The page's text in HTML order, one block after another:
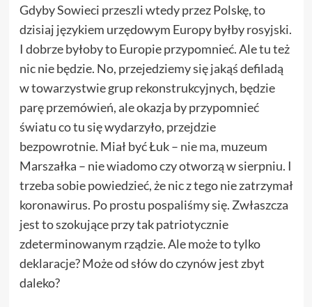
Gdyby Sowieci przeszli wtedy przez Polskę, to
dzisiaj językiem urzędowym Europy byłby rosyjski.
I dobrze byłoby to Europie przypomnieć. Ale tu też
nic nie będzie. No, przejedziemy się jakąś defiladą
w towarzystwie grup rekonstrukcyjnych, będzie
parę przemówień, ale okazja by przypomnieć
światu co tu się wydarzyło, przejdzie
bezpowrotnie. Miał być Łuk – nie ma, muzeum
Marszałka – nie wiadomo czy otworzą w sierpniu. I
trzeba sobie powiedzieć, że nic z tego nie zatrzymał
koronawirus. Po prostu pospaliśmy się. Zwłaszcza
jest to szokujące przy tak patriotycznie
zdeterminowanym rządzie. Ale może to tylko
deklaracje? Może od słów do czynów jest zbyt
daleko?